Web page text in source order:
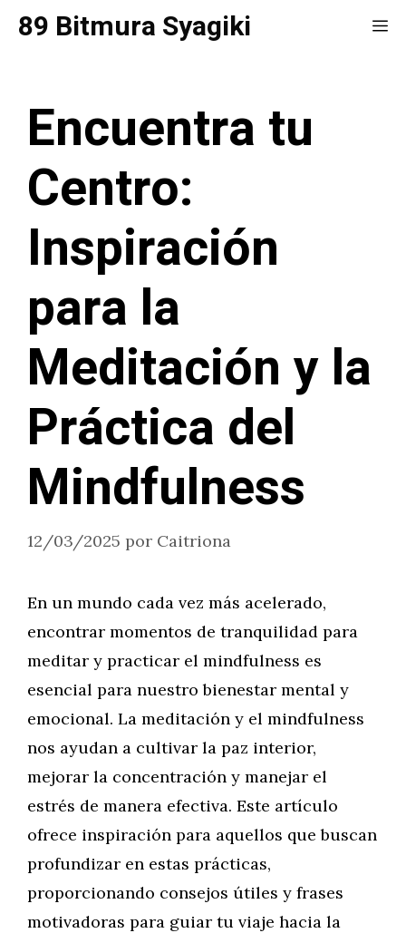
Saltar
89 Bitmura Syagiki
Encuentra tu
Centro:
Inspiración
para la
Meditación y la
Práctica del
Mindfulness
12/03/2025 por Caitriona
En un mundo cada vez más acelerado,
encontrar momentos de tranquilidad para
meditar y practicar el mindfulness es
esencial para nuestro bienestar mental y
emocional. La meditación y el mindfulness
nos ayudan a cultivar la paz interior,
mejorar la concentración y manejar el
estrés de manera efectiva. Este artículo
ofrece inspiración para aquellos que buscan
profundizar en estas prácticas,
proporcionando consejos útiles y frases
motivadoras para guiar tu viaje hacia la